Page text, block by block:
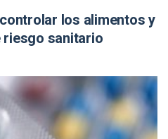
los alimentos y
sanitario